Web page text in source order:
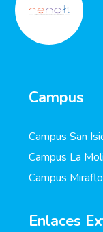
Campus
Campus San
Campus La
Campus
Enlaces